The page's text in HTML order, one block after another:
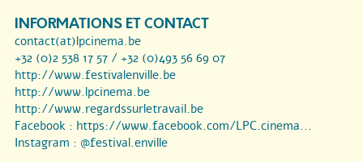
INFORMATIONS ET CONTACT
contact(at)lpcinema.be
+32 (0)2 538 17 57 / +32 (0)493 56 69 07
http://www.festivalenville.be
http://www.lpcinema.be
http://www.regardssurletravail.be
Facebook : https://www.facebook.com/LPC.cinema...
Instagram : @festival.enville